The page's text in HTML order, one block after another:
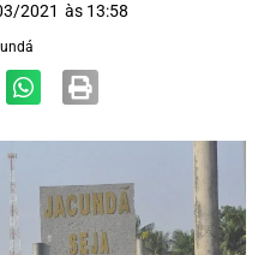
2021 às 13:58